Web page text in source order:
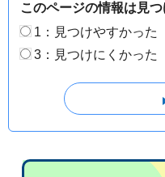
このページの情報は見
1：見つけやすかった
3：見つけにくかった